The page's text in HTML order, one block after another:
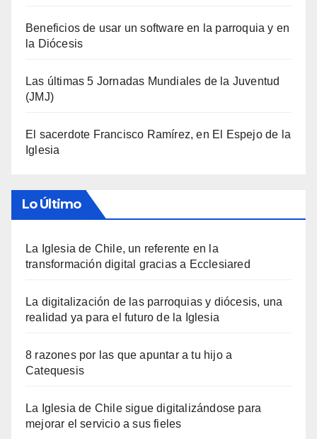
Beneficios de usar un software en la parroquia y en
la Diócesis
Las últimas 5 Jornadas Mundiales de la Juventud
(JMJ)
El sacerdote Francisco Ramírez, en El Espejo de la
Iglesia
Lo Último
La Iglesia de Chile, un referente en la
transformación digital gracias a Ecclesiared
La digitalización de las parroquias y diócesis, una
realidad ya para el futuro de la Iglesia
8 razones por las que apuntar a tu hijo a
Catequesis
La Iglesia de Chile sigue digitalizándose para
mejorar el servicio a sus fieles